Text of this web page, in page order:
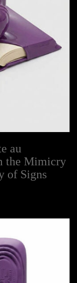
au
the Mimicry
of Signs